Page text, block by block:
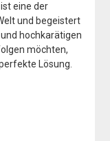
eine der
und begeistert
hochkarätigen
möchten,
Lösung.